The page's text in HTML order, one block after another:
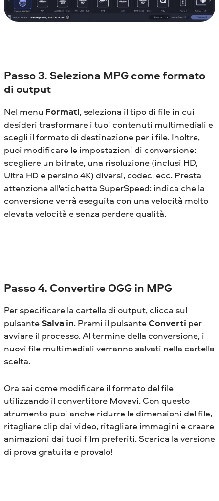
Passo 3. Seleziona MPG come formato
di output
Nel menu Formati, seleziona il tipo di file in cui
desideri trasformare i tuoi contenuti multimediali e
scegli il formato di destinazione per i file. Inoltre,
puoi modificare le impostazioni di conversione:
scegliere un bitrate, una risoluzione (inclusi HD,
Ultra HD e persino 4K) diversi, codec, ecc. Presta
attenzione all'etichetta SuperSpeed: indica che la
conversione verrà eseguita con una velocità molto
elevata velocità e senza perdere qualità.
Passo 4. Convertire OGG in MPG
Per specificare la cartella di output, clicca sul
pulsanteSalva in. Premi il pulsanteConverti per
avviare il processo. Al termine della conversione, i
nuovi file multimediali verranno salvati nella cartella
scelta.
Ora sai come modificare il formato del file
utilizzando il convertitore Movavi. Con questo
strumento puoi anche ridurre le dimensioni del file,
ritagliare clip dai video, ritagliare immagini e creare
animazioni dai tuoi film preferiti. Scarica la versione
di prova gratuita e provalo!